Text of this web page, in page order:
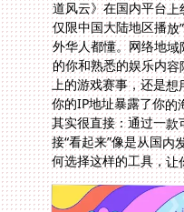
何选择这样的工具，让